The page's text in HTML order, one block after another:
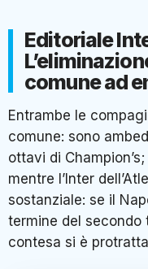
Editoriale
comune ad
Entrambe le
comune: sono
ottavi di
mentre l’Inter
sostanziale: se il
termine del secondo
contesa si è